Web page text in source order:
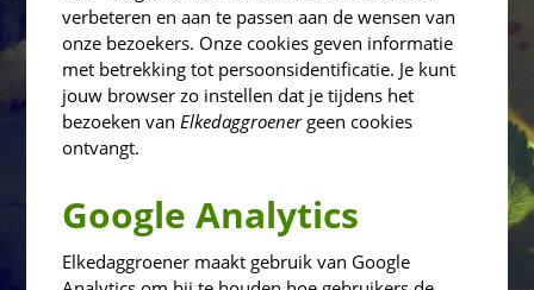
verbeteren en aan te passen aan de wensen van
onze bezoekers. Onze cookies geven informatie
met betrekking tot persoonsidentificatie. Je kunt
jouw browser zo instellen dat je tijdens het
bezoeken vanElkedaggroener geen cookies
ontvangt.
Google Analytics
Elkedaggroener maakt gebruik van Google